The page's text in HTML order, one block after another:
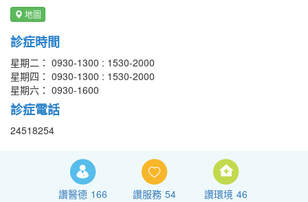
地圖
診症時間
星期二： 0930-1300 : 1530-2000
星期四： 0930-1300 : 1530-2000
星期六： 0930-1600
診症電話
24518254
讚醫德 166 讚服務 54 讚環境 46